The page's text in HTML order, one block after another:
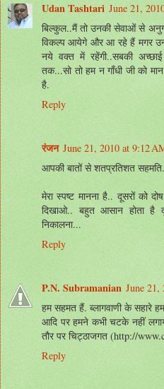
Udan Tashtari June 21,
बिल्कुल..मैं तो उनकी सेवाओं से
विकल्प आयेगे और आ रहे हैं मगर
नये वक्त में रहेंगी..सबकी
तक...सो तो हम न गाँधी जी को
है.
Reply
रंजन June 21, 2010 at 9:12
आपकी बातों से शतप्रतिशत
मेरा स्पष्ट मानना है.. दूसरों
दिखाओ.. बहुत आसान होता है
निकालना...
Reply
P.N. Subramanian June 21,
हम सहमत हैं. ब्लागवाणी के सहारे
आदि पर हमने कभी चटके नहीं
तौर पर चिट्ठाजगत (http://
Reply